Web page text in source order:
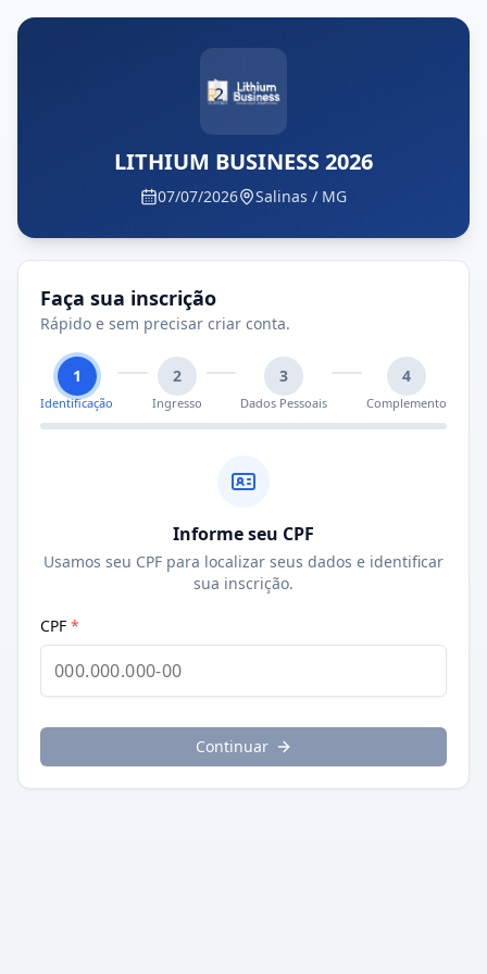
LITHIUM BUSINESS 2026
07/07/2026 Salinas / MG
Faça sua inscrição
Rápido e sem precisar criar conta.
1
Identificação
2
Ingresso
3
Dados Pessoais
4
Complemento
Informe seu CPF
Usamos seu CPF para localizar seus dados e identificar
sua inscrição.
CPF *
Continuar